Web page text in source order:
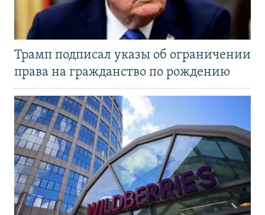
Трамп подписал указы об ограничении
права на гражданство по рождению